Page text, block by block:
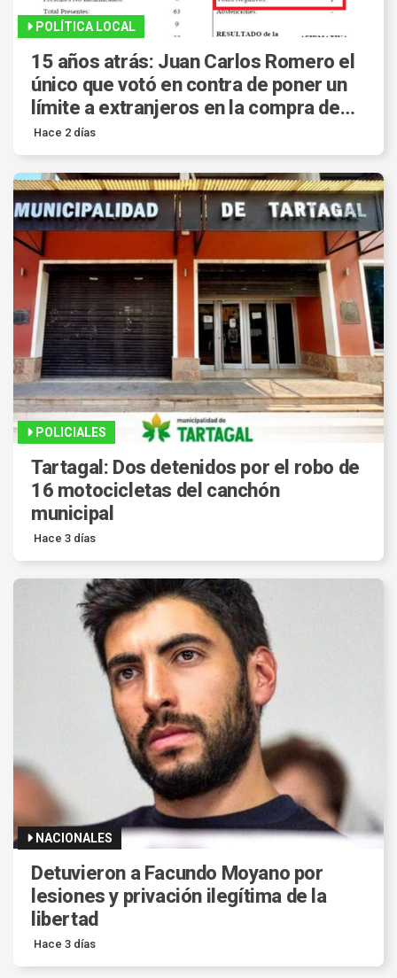
POLÍTICA LOCAL
15 años atrás: Juan Carlos Romero el
único que votó en contra de poner un
límite a extranjeros en la compra de
tierras
Hace 2 días
POLICIALES
Tartagal: Dos detenidos por el robo de
16 motocicletas del canchón
municipal
Hace 3 días
NACIONALES
Detuvieron a Facundo Moyano por
lesiones y privación ilegítima de la
libertad
Hace 3 días